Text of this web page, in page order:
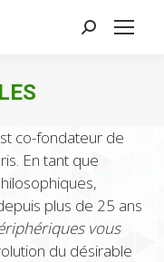
Search:
co-fondateur de
En tant que
plus de 25 ans
vous
du désirable